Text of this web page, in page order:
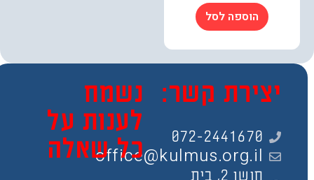
הוספה לסל
קשר:
072-2441670
office@kulmus.org.il
חושן 2, בית
נשמח
לענות על
כל שאלה